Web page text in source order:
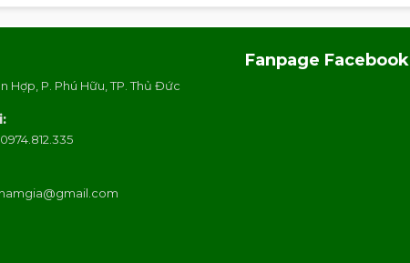
Hợp, P. Phú Hữu, TP. Thủ Đức
Fanpage Facebook